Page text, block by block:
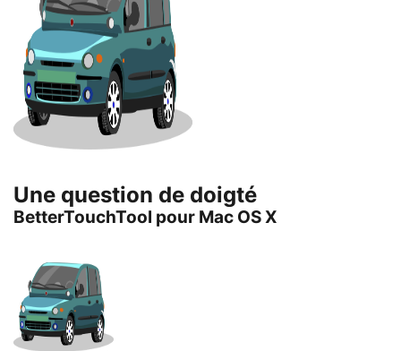
Une question de doigté
BetterTouchTool pour Mac OS X